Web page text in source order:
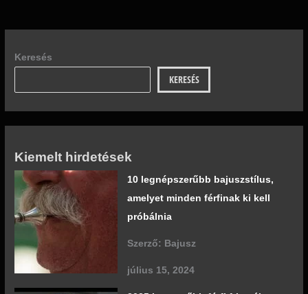
Keresés
KERESÉS
Kiemelt hirdetések
10 legnépszerűbb bajuszstílus,
amelyet minden férfinak ki kell
próbálnia
Szerző: Bajusz
július 15, 2024